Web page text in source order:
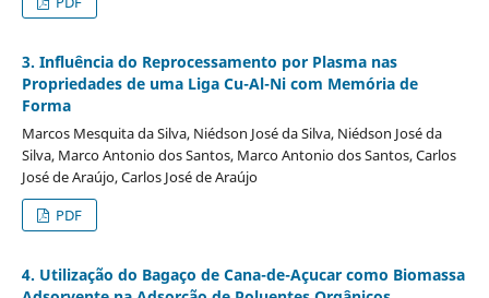
3. Influência do Reprocessamento por Plasma nas
Propriedades de uma Liga Cu-Al-Ni com Memória de
Forma
Marcos Mesquita da Silva, Niédson José da Silva, Niédson José da
Silva, Marco Antonio dos Santos, Marco Antonio dos Santos, Carlos
José de Araújo, Carlos José de Araújo
PDF
4. Utilização do Bagaço de Cana-de-Açucar como Biomassa